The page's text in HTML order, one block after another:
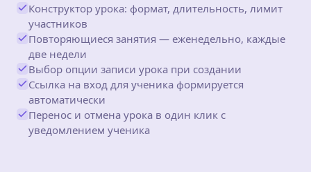
Конструктор урока: формат, длительность, лимит
участников
Повторяющиеся занятия — еженедельно, каждые
две недели
Выбор опции записи урока при создании
Ссылка на вход для ученика формируется
автоматически
Перенос и отмена урока в один клик с
уведомлением ученика